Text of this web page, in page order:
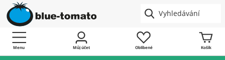
Menu Můj účet Oblíbené Košík